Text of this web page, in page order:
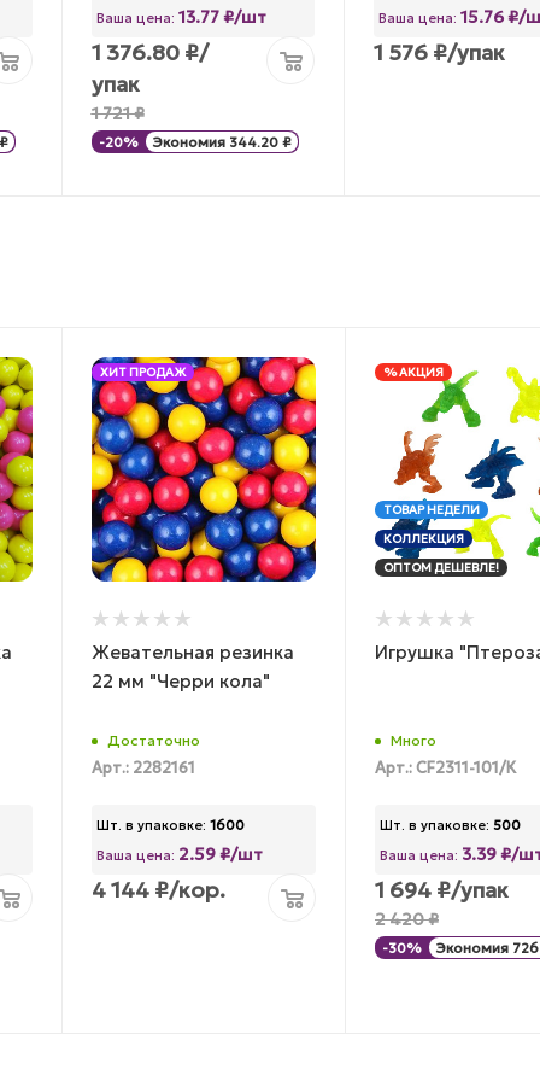
Ваша цена: 13.77 ₽/шт
1 376.80₽/
упак
1 721₽
-20% Экономия 344.20₽
Ваша цена:15.76 ₽/
1 576 ₽/упак
ХИТ ПРОДАЖ
Жевательная резинка
22 мм "Черри кола"
Достаточно
Арт.: 2282161
Шт. в упаковке: 1600
Ваша цена: 2.59 ₽/шт
4 144 ₽/кор.
% АКЦИЯ
ТОВАР НЕДЕЛИ
КОЛЛЕКЦИЯ
ОПТОМ ДЕШЕВЛЕ!
Игрушка
Много
Арт.: CF2311-101/К
Шт. в упаковке: 500
Ваша цена: 3.39 ₽/
1 694 ₽/упак
2 420₽
-30% Экономия 726